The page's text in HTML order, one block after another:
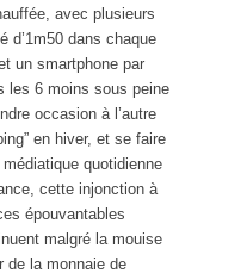
avec plusieurs
d’1m50 dans chaque
un smartphone par
les 6 moins sous peine
occasion à l’autre
en hiver, et se faire
quotidienne
cette injonction à
épouvantables
malgré la mouise
de la monnaie de